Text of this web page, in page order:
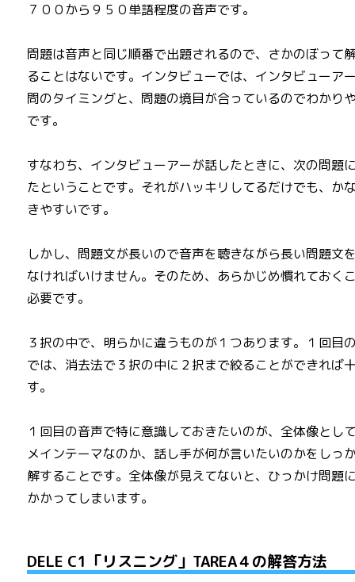
７００から９５０単語程度の音声です。
問題は音声と同じ順番で出題されるので、さかのぼって
ることはないです。インタビューでは、インタビューア
問のタイミングと、問題の境目が合っているのでわかり
です。
すなわち、インタビューアーが話したときに、次の問題
たということです。それがハッキリしてるだけでも、か
きやすいです。
しかし、問題文が長いので音声を聴きながら長い問題文
なければいけません。そのため、あらかじめ慣れておく
必要です。
３択の中で、明らかに違うものが１つあります。１回目
では、消去法で３択の中に２択まで絞ることができれば
す。
１回目の音声で特に意識しておきたいのが、全体像とし
メインテーマなのか、話し手が何が言いたいのかをしっ
解することです。全体像が見えてないと、ひっかけ問題
かかってしまいます。
DELE C1「リスニング」TAREA４の解答方法